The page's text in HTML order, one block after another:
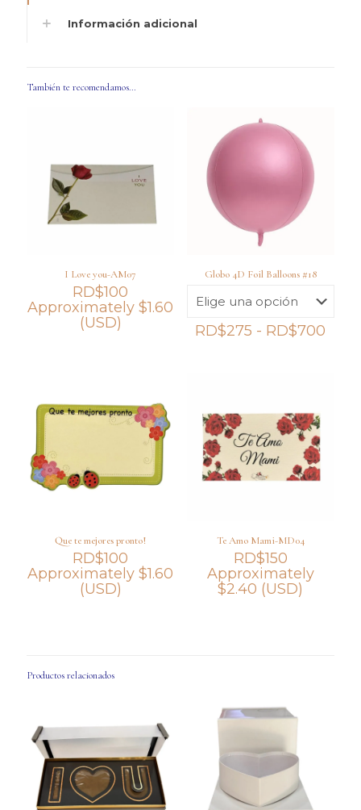
Información adicional
También te recomendamos…
I Love you-AM07
RD$100
Approximately$1.60
(USD)
Globo 4D Foil Balloons #18
RD$275 - RD$700
Que te mejores pronto!
RD$100
Approximately$1.60
(USD)
Te Amo Mami-MD04
RD$150
Approximately
$2.40 (USD)
Productos relacionados